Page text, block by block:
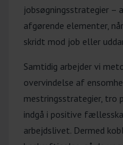
jobsøgningsstrategier –
afgørende elementer,
skridt mod job eller
Samtidig arbejder vi
overvindelse af
mestringsstrategier, tro
indgå i positive
arbejdslivet. Dermed